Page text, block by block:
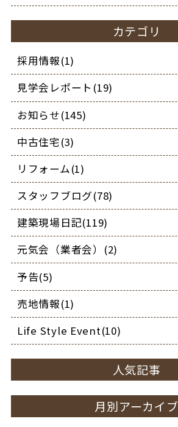
カテゴリ
採用情報(1)
見学会レポート(19)
お知らせ(145)
中古住宅(3)
リフォーム(1)
スタッフブログ(78)
建築現場日記(119)
元気会（業者会）(2)
予告(5)
売地情報(1)
Life Style Event(10)
人気記事
月別アーカイブ